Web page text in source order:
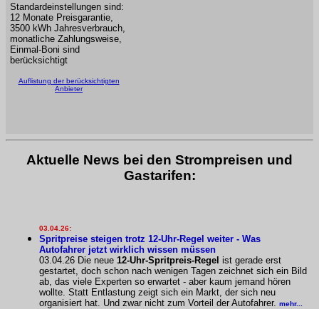
Standardeinstellungen sind:
12 Monate Preisgarantie,
3500 kWh Jahresverbrauch,
monatliche Zahlungsweise,
Einmal-Boni sind
berücksichtigt
Auflistung der berücksichtigten
Anbieter
Aktuelle News bei den Strompreisen und
Gastarifen:
03.04.26:
Spritpreise steigen trotz 12-Uhr-Regel weiter - Was
Autofahrer jetzt wirklich wissen müssen
03.04.26 Die neue 12-Uhr-Spritpreis-Regel ist gerade erst
gestartet, doch schon nach wenigen Tagen zeichnet sich ein Bild
ab, das viele Experten so erwartet - aber kaum jemand hören
wollte. Statt Entlastung zeigt sich ein Markt, der sich neu
organisiert hat. Und zwar nicht zum Vorteil der Autofahrer.
mehr...